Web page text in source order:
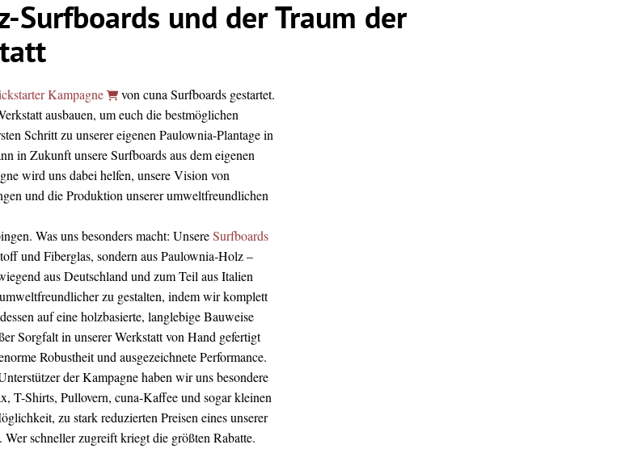
Surfboards und der Traum der
Kampagne von cunaSurfboards gestartet.
ausbauen, um euch die bestmöglichen
Schritt zu unserer eigenen Paulownia-Plantage in
in Zukunft unsereSurfboardsaus dem eigenen
wird uns dabei helfen, unsere Vision von
und die Produktion unserer umweltfreundlichen
Was uns besonders macht: UnsereSurfboards
und Fiberglas, sondern aus Paulownia-Holz –
aus Deutschland und zum Teil aus Italien
zu gestalten, indem wir komplett
auf eine holzbasierte, langlebige Bauweise
Sorgfalt in unserer Werkstatt von Hand gefertigt
Robustheit und ausgezeichnete Performance.
der Kampagne haben wir uns besondere
T-Shirts, Pullovern, cuna-Kaffee und sogar kleinen
zu stark reduzierten Preisen eines unserer
schneller zugreift kriegt die größten Rabatte.